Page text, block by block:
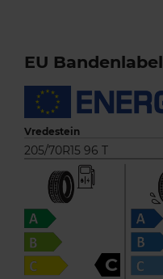
EU Bandenlabel
Vredestein
205/70R15 96 T
C